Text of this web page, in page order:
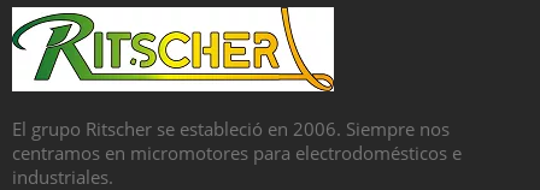
El grupo Ritscher se estableció en 2006. Siempre nos
centramos en micromotores para electrodomésticos e
industriales.